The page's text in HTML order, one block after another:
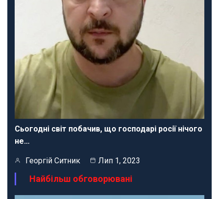
Сьогодні світ побачив, що господарі росії нічого
не…
Георгій Ситник Лип 1, 2023
Найбільш обговорювані